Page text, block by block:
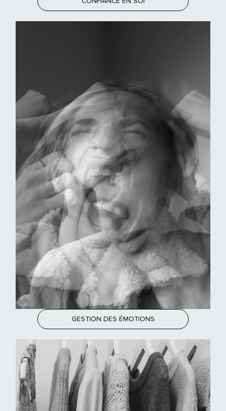
GESTION DES ÉMOTIONS